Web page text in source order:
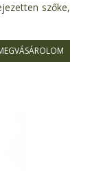
szőke,